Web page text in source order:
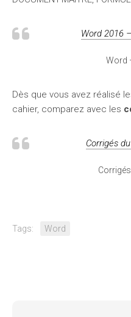
Word 2016
Word
Dès que vous avez réalisé
cahier, comparez avec les
Corrigés
Tags: Word